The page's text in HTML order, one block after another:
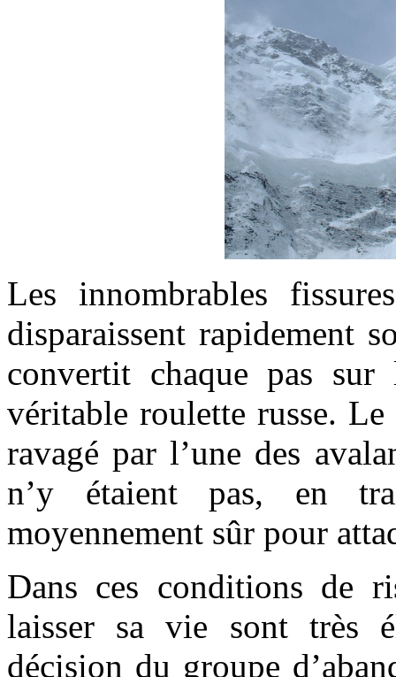
Les innombrables
disparaissent rapidement
convertit chaque pas
véritable roulette russe. Le
ravagé par l’une des
n’y étaient pas, en
moyennement sûr pour
Dans ces conditions de
laisser sa vie sont très
décision du groupe